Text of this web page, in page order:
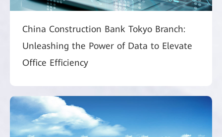
China Construction Bank Tokyo Branch:
Unleashing the Power of Data to Elevate
Office Efficiency